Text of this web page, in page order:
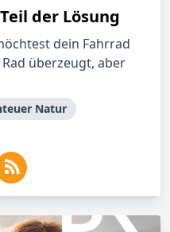
der Lösung
dein Fahrrad
überzeugt, aber
Natur